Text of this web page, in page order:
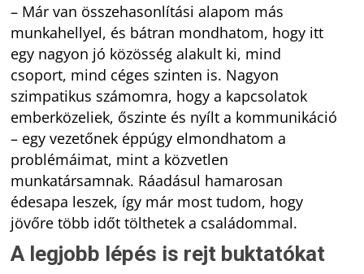
– Már van összehasonlítási alapom más
munkahellyel, és bátran mondhatom, hogy itt
egy nagyon jó közösség alakult ki, mind
csoport, mind céges szinten is. Nagyon
szimpatikus számomra, hogy a kapcsolatok
emberközeliek, őszinte és nyílt a kommunikáció
– egy vezetőnek éppúgy elmondhatom a
problémáimat, mint a közvetlen
munkatársamnak. Ráadásul hamarosan
édesapa leszek, így már most tudom, hogy
jövőre több időt tölthetek a családommal.
A legjobb lépés is rejt buktatókat